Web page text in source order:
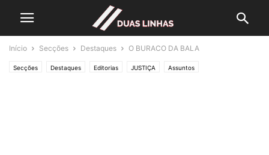
Início Secções Destaques O BURACO DA BALA
Secções Destaques Editorias JUSTIÇA Assuntos